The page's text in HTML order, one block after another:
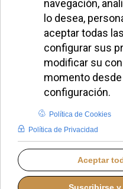
Hernán
menor y
otros